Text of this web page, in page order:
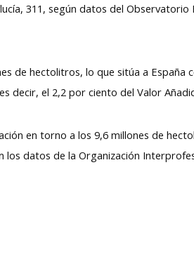
311, según datos del
de hectolitros, lo que sitúa a
decir, el 2,2 por ciento del Valor
en torno a los 9,6 millones de
datos de la Organización